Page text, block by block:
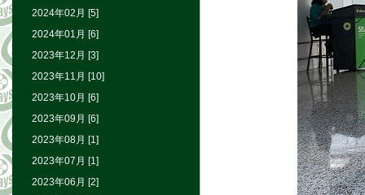
2024年02月 [5]
2024年01月 [6]
2023年12月 [3]
2023年11月 [10]
2023年10月 [6]
2023年09月 [6]
2023年08月 [1]
2023年07月 [1]
2023年06月 [2]